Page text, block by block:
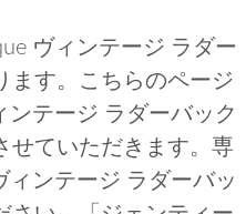
ヴィンテージ ラダー
ます。こちらのページ
ンテージ ラダーバック
せていただきます。専
ィンテージ ラダーバッ